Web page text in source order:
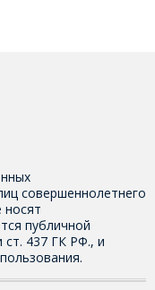
совершеннолетнего
носят
публичной
437 ГК РФ., и